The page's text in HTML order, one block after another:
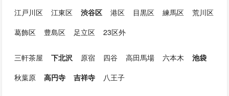
江戸川区
江東区 渋谷区 港区 目黒区 練馬区
荒川区
葛飾区
豊島区 足立区 23区外
三軒茶屋 下北沢 原宿 四谷 高田馬場 六本木
池袋
秋葉原
高円寺 吉祥寺 八王子